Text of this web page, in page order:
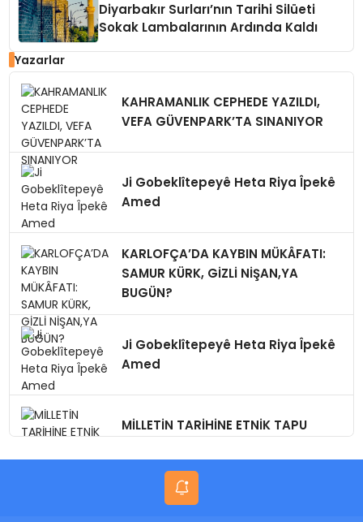
Diyarbakır Surları’nın Tarihi Silüeti
Sokak Lambalarının Ardında Kaldı
Yazarlar
KAHRAMANLIK CEPHEDE YAZILDI,
VEFA GÜVENPARK’TA SINANIYOR
Ji Gobeklîtepeyê Heta Riya Îpekê
Amed
KARLOFÇA’DA KAYBIN MÜKÂFATI:
SAMUR KÜRK, GİZLİ NİŞAN,YA
BUGÜN?
Ji Gobeklîtepeyê Heta Riya Îpekê
Amed
MİLLETİN TARİHİNE ETNİK TAPU